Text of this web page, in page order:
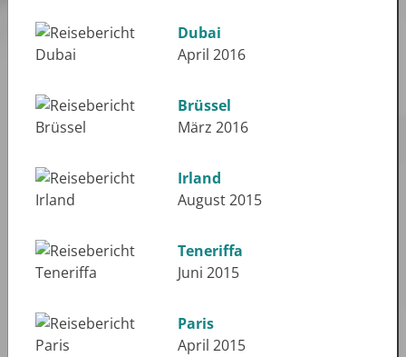
Dubai
April 2016
Brüssel
März 2016
Irland
August 2015
Teneriffa
Juni 2015
Paris
April 2015